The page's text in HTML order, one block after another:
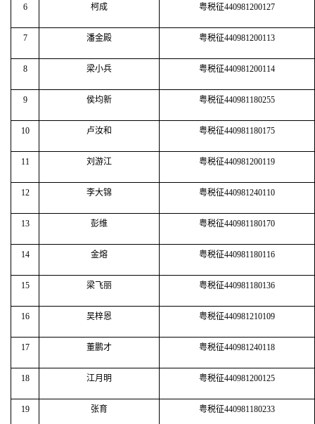
6 柯成 粤税征440981200127
7 潘金殿 粤税征440981200113
8 梁小兵 粤税征440981200114
9 侯均新 粤税征440981180255
10 卢汝和 粤税征440981180175
11 刘游江 粤税征440981200119
12 李大锦 粤税征440981240110
13 彭维 粤税征440981180170
14 金熔 粤税征440981180116
15 梁飞丽 粤税征440981180136
16 吴梓恩 粤税征440981210109
17 董鹏才 粤税征440981240118
18 江月明 粤税征440981200125
19 张育 粤税征440981180233